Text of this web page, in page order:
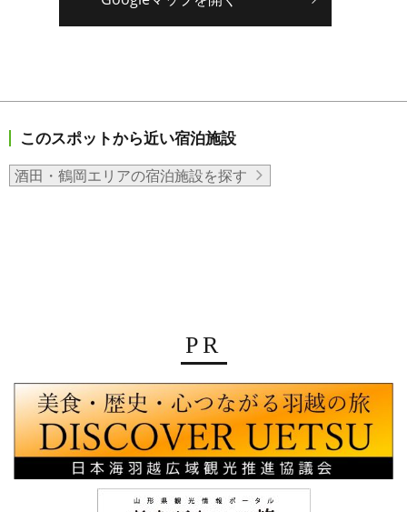
このスポットから近い宿泊施設
酒田・鶴岡エリアの宿泊施設を探す
PR